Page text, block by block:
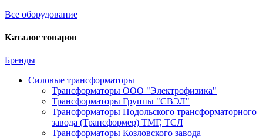
Все оборудование
Каталог товаров
Бренды
Силовые трансформаторы
Трансформаторы ООО "Электрофизика"
Трансформаторы Группы "СВЭЛ"
Трансформаторы Подольского трансформаторного
завода (Трансформер) ТМГ, ТСЛ
Трансформаторы Козловского завода